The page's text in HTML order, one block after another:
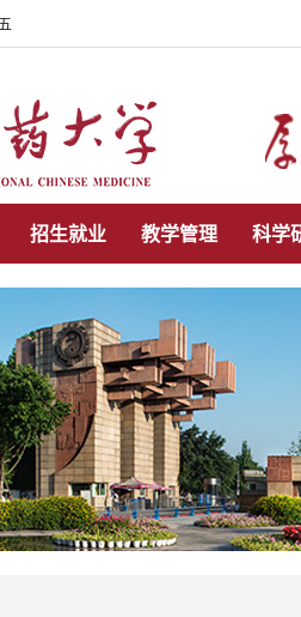
招生就业 教学管理 科学